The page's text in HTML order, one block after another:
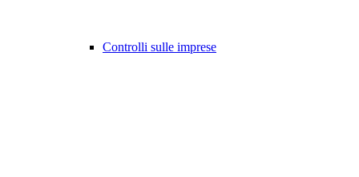
Controlli sulle imprese